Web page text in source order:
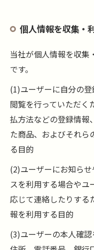
個人情報を収集・
当社が個人情報を収集
です。
(1)ユーザーに自分の
閲覧を行っていただく
払方法などの登録情報
た商品、およびそれら
る目的
(2)ユーザーにお知ら
スを利用する場合やユ
応じて連絡したりする
報を利用する目的
(3)ユーザーの本人確認